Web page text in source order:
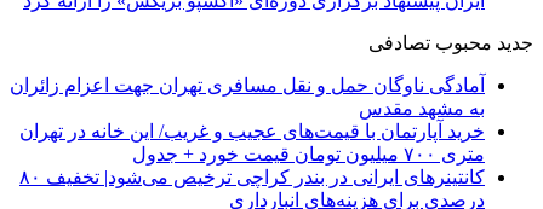
جدید محبوب تصادفی
آمادگی ناوگان حمل و نقل مسافری تهران جهت اعزام زائران
به مشهد مقدس
خرید آپارتمان با قیمت‌های عجیب و غریب/ این خانه در تهران
متری ۷۰۰ میلیون تومان قیمت خورد + جدول
کانتینرهای ایرانی در بندر کراچی ترخیص می‌شود| تخفیف ۸۰
درصدی برای هزینه‌های انبارداری